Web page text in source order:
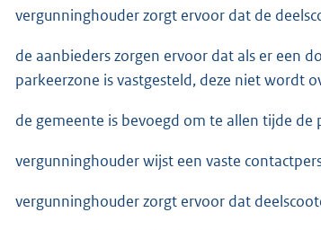
vergunninghouder zorgt ervoor dat de
de aanbieders zorgen ervoor dat als er een
parkeerzone is vastgesteld, deze niet wordt
de gemeente is bevoegd om te allen tijde de
vergunninghouder wijst een vaste
vergunninghouder zorgt ervoor dat